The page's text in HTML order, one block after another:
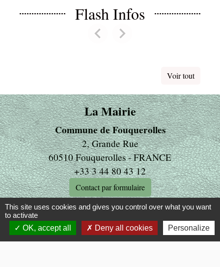
Flash Infos
chevron_leftPrevious
chevron_rightNext
Voir tout
La Mairie
Commune de Fouquerolles
2, Grande Rue
60510 Fouquerolles - FRANCE
+33 3 44 80 43 12
Contact par formulaire
Liens
This site uses cookies and gives you control over what you want
to activate
OK, accept all
Deny all cookies Personalize